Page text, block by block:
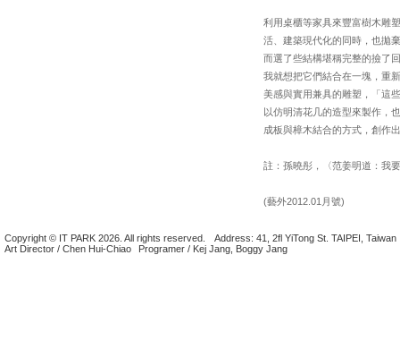
利用桌櫃等家具來豐富樹木雕
活、建築現代化的同時，也拋
而選了些結構堪稱完整的撿了
我就想把它們結合在一塊，重
美感與實用兼具的雕塑，「這
以仿明清花几的造型來製作，
成板與樟木結合的方式，創作
註：孫曉彤，〈范姜明道：我
(藝外2012.01月號)
Copyright © IT PARK 2026. All rights reserved.
Address: 41, 2fl YiTong St. TAIPEI, Taiwan
Art Director / Chen Hui-Chiao
Programer / Kej Jang, Boggy Jang